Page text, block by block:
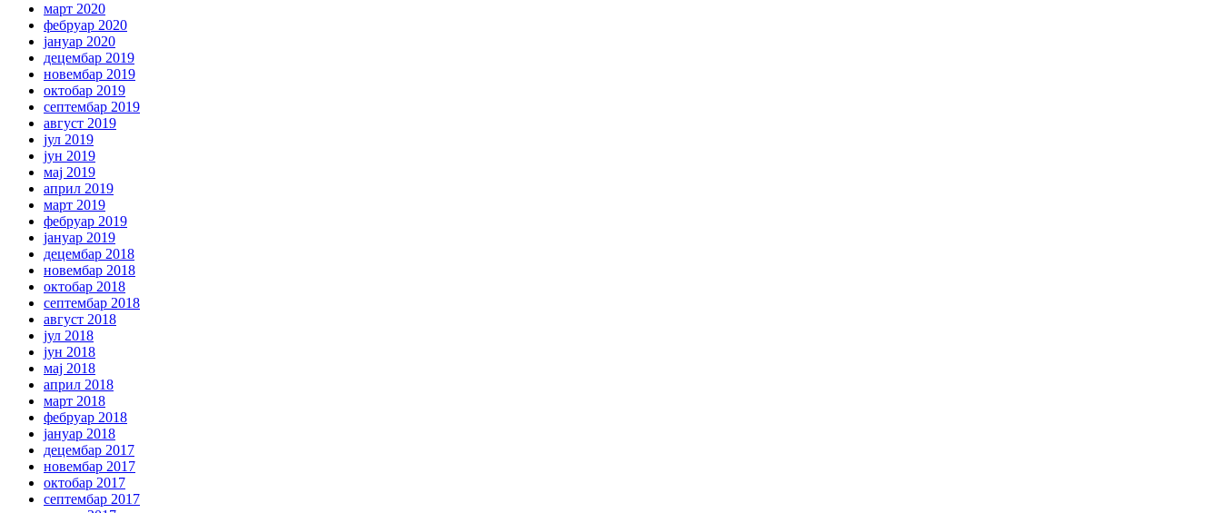
март 2020
фебруар 2020
јануар 2020
децембар 2019
новембар 2019
октобар 2019
септембар 2019
август 2019
јул 2019
јун 2019
мај 2019
април 2019
март 2019
фебруар 2019
јануар 2019
децембар 2018
новембар 2018
октобар 2018
септембар 2018
август 2018
јул 2018
јун 2018
мај 2018
април 2018
март 2018
фебруар 2018
јануар 2018
децембар 2017
новембар 2017
октобар 2017
септембар 2017